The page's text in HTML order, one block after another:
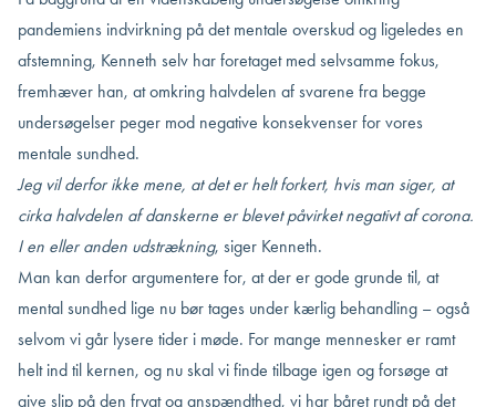
pandemiens indvirkning på det mentale overskud og ligeledes en
afstemning, Kenneth selv har foretaget med selvsamme fokus,
fremhæver han, at omkring halvdelen af svarene fra begge
undersøgelser peger mod negative konsekvenser for vores
mentale sundhed.
Jeg vil derfor ikke mene, at det er helt forkert, hvis man siger, at
cirka halvdelen af danskerne er blevet påvirket negativt af corona.
I en eller anden udstrækning, siger Kenneth.
Man kan derfor argumentere for, at der er gode grunde til, at
mental sundhed lige nu bør tages under kærlig behandling – også
selvom vi går lysere tider i møde. For mange mennesker er ramt
helt ind til kernen, og nu skal vi finde tilbage igen og forsøge at
give slip på den frygt og anspændthed, vi har båret rundt på det